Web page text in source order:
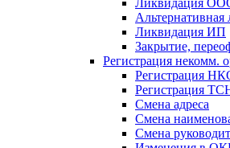
Ликвидация
Альтернативная
Ликвидация ИП
Закрытие,
Регистрация некомм.
Регистрация
Регистрация
Смена адреса
Смена
Смена